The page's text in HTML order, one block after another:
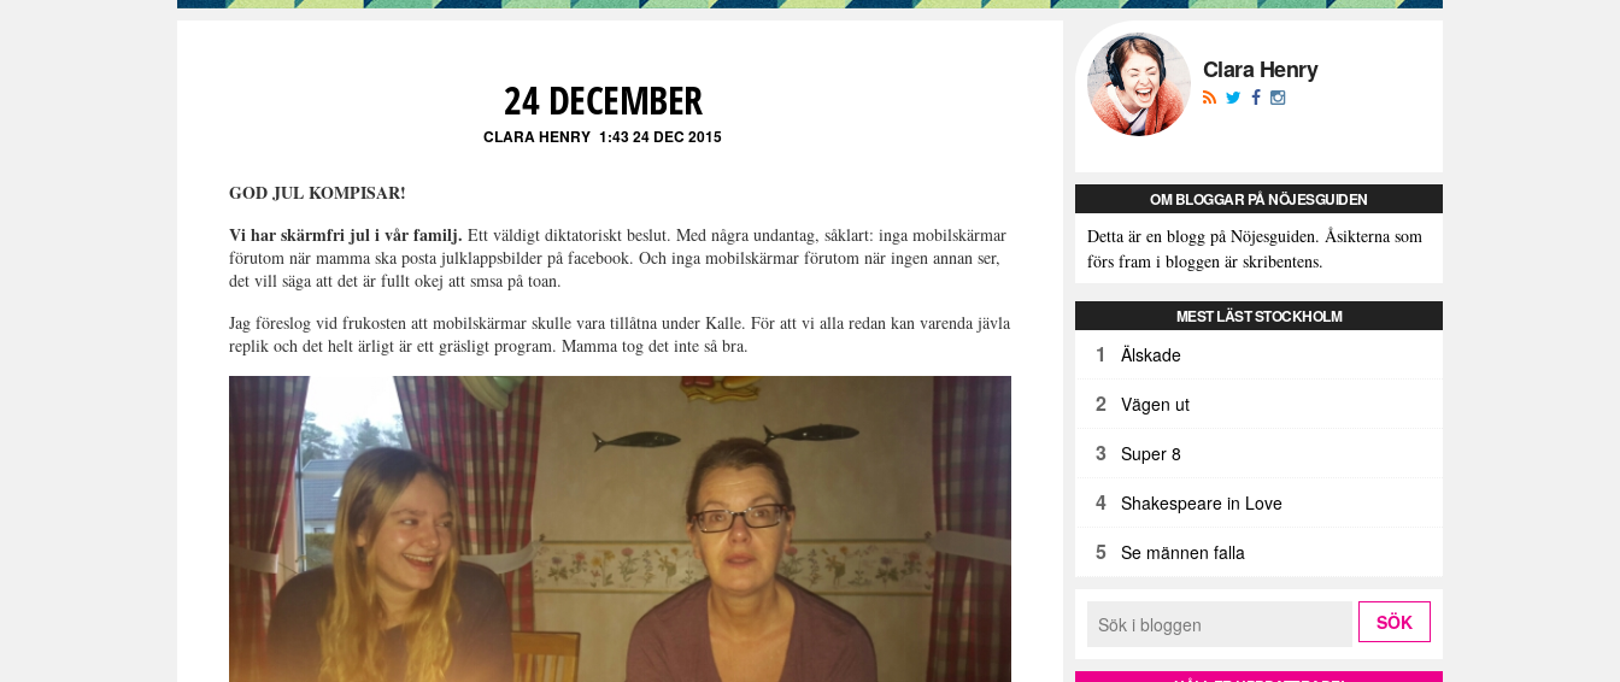
24 DECEMBER
CLARA HENRY 1:43 24 DEC 2015
GOD JUL KOMPISAR!
Vi har skärmfri jul i vår familj.Ett väldigt diktatoriskt beslut. Med några undantag, såklart: inga mobilskärmar
förutom när mamma ska posta julklappsbilder på facebook. Och inga mobilskärmar förutom när ingen annan ser,
det vill säga att det är fullt okej att smsa på toan.
Jag föreslog vid frukosten att mobilskärmar skulle vara tillåtna under Kalle. För att vi alla redan kan varenda jävla
replik och det helt ärligt är ett gräsligt program. Mamma tog det inte så bra.
Clara Henry
OM BLOGGAR PÅ NÖJESGUIDEN
Detta är en blogg på Nöjesguiden. Åsikterna som
förs fram i bloggen är skribentens.
MEST LÄST STOCKHOLM
1 Älskade
2 Vägen ut
3 Super 8
4 Shakespeare in Love
5 Se männen falla